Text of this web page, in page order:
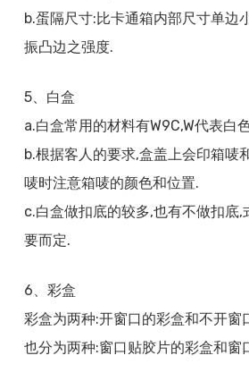
b.蛋隔尺寸:比卡通箱内部尺寸单边
振凸边之强度.
5、白盒
a.白盒常用的材料有W9C,W代表白
b.根据客人的要求,盒盖上会印箱唛
唛时注意箱唛的颜色和位置.
c.白盒做扣底的较多,也有不做扣底,
要而定.
6、彩盒
彩盒为两种:开窗口的彩盒和不开窗
也分为两种:窗口贴胶片的彩盒和窗